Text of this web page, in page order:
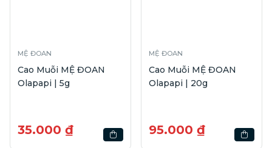
MỆ ĐOAN
Cao Muỗi MỆ ĐOAN
Olapapi | 5g
35.000 ₫
MỆ ĐOAN
Cao Muỗi MỆ ĐOAN
Olapapi | 20g
95.000 ₫